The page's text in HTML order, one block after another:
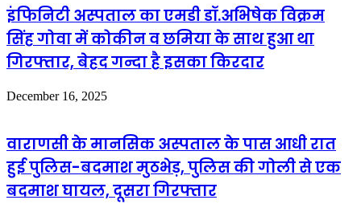
इंफिनिटी अस्पताल का एमडी डॉ.अभिषेक विक्रम
सिंह गोवा में कोकीन व छमिया के साथ हुआ था
गिरफ्तार, बेहद गन्दा है इसका किरदार
December 16, 2025
वाराणसी के मानसिक अस्पताल के पास आधी रात
हुई पुलिस-बदमाश मुठभेड़, पुलिस की गोली से एक
बदमाश घायल, दूसरा गिरफ्तार